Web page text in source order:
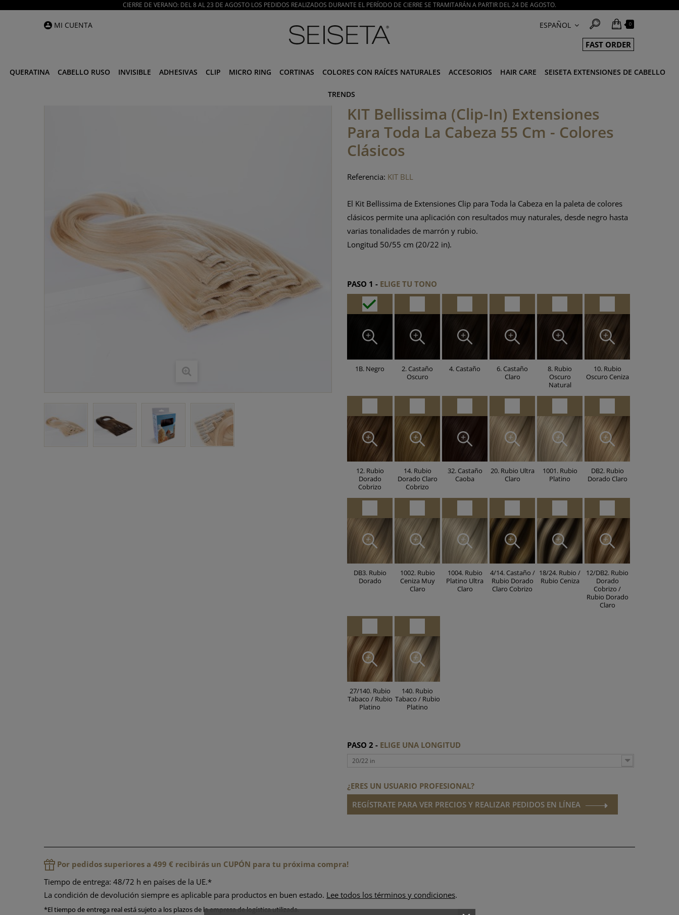
CIERRE DE VERANO: DEL 8 AL 23 DE AGOSTO LOS PEDIDOS REALIZADOS DURANTE EL PERÍODO DE CIERRE SE TRAMITARÁN A PARTIR DEL 24 DE AGOSTO.
ESPAÑOL
MI CUENTA 0
FAST ORDER
QUERATINA CABELLO RUSO INVISIBLE ADHESIVAS CLIP MICRO RING CORTINAS COLORES CON RAÍCES NATURALES ACCESORIOS HAIR CARE SEISETA EXTENSIONES DE CABELLO
TRENDS
KIT Bellissima (Clip-In) Extensiones
Para Toda La Cabeza 55 Cm - Colores
Clásicos
Referencia: KIT BLL
El Kit Bellissima de Extensiones Clip para Toda la Cabeza en la paleta de colores
clásicos permite una aplicación con resultados muy naturales, desde negro hasta
varias tonalidades de marrón y rubio.
Longitud 50/55 cm (20/22 in).
PASO 1 - ELIGE TU TONO
1B. Negro
2. Castaño
Oscuro
4. Castaño
6. Castaño
Claro
8. Rubio
Oscuro
Natural
10. Rubio
Oscuro Ceniza
12. Rubio
Dorado
Cobrizo
14. Rubio
Dorado Claro
Cobrizo
32. Castaño
Caoba
20. Rubio Ultra
Claro
1001. Rubio
Platino
DB2. Rubio
Dorado Claro
DB3. Rubio
Dorado
1002. Rubio
Ceniza Muy
Claro
1004. Rubio
Platino Ultra
Claro
4/14. Castaño /
Rubio Dorado
Claro Cobrizo
18/24. Rubio /
Rubio Ceniza
12/DB2. Rubio
Dorado
Cobrizo /
Rubio Dorado
Claro
27/140. Rubio
Tabaco / Rubio
Platino
140. Rubio
Tabaco / Rubio
Platino
PASO 2 - ELIGE UNA LONGITUD
20/22 in
¿ERES UN USUARIO PROFESIONAL?
REGÍSTRATE PARA VER PRECIOS Y REALIZAR PEDIDOS EN LÍNEA
Por pedidos superiores a 499 € recibirás un CUPÓN para tu próxima compra!
Tiempo de entrega: 48/72 h en países de la UE.*
La condición de devolución siempre es aplicable para productos en buen estado. Lee todos los términos y condiciones.
*El tiempo de entrega real está sujeto a los plazos de la empresa de logística utilizada.